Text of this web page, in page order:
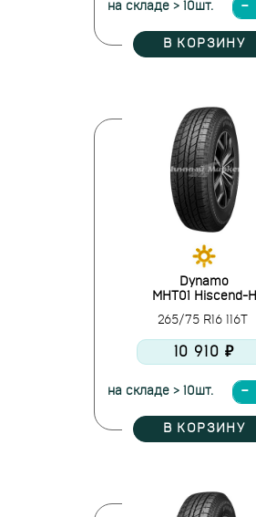
на складе > 10шт.
В КОРЗИНУ
Dynamo
MHT01 Hiscend-H
265/75 R16 116T
10 910 ₽
на складе > 10шт.
В КОРЗИНУ